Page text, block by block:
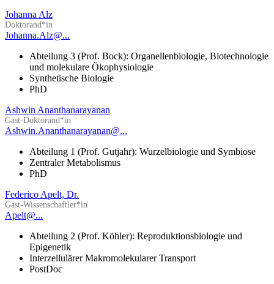
Johanna Alz
Doktorand*in
Johanna.Alz@...
Abteilung 3 (Prof. Bock): Organellenbiologie, Biotechnologie
und molekulare Ökophysiologie
Synthetische Biologie
PhD
Ashwin Ananthanarayanan
Gast-Doktorand*in
Ashwin.Ananthanarayanan@...
Abteilung 1 (Prof. Gutjahr): Wurzelbiologie und Symbiose
Zentraler Metabolismus
PhD
Federico Apelt, Dr.
Gast-Wissenschaftler*in
Apelt@...
Abteilung 2 (Prof. Köhler): Reproduktionsbiologie und
Epigenetik
Interzellulärer Makromolekularer Transport
PostDoc